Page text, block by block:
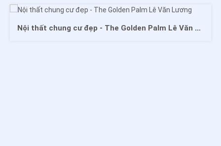
Nội thất chung cư đẹp - The Golden Palm Lê Văn Lương